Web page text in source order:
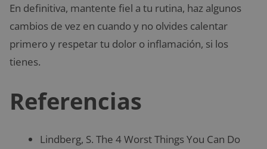
En definitiva, mantente fiel a tu rutina, haz algunos
cambios de vez en cuando y no olvides calentar
primero y respetar tu dolor o inflamación, si los
tienes.
Referencias
Lindberg, S. The 4 Worst Things You Can Do